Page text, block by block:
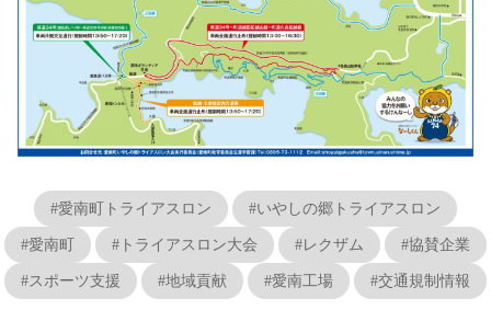
#愛南町トライアスロン #いやしの郷トライアスロン
#愛南町 #トライアスロン大会 #レクザム #協賛企業
#スポーツ支援 #地域貢献 #愛南工場 #交通規制情報